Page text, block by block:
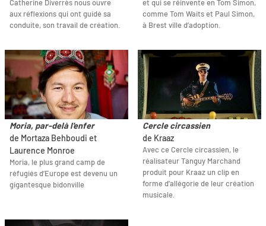
Catherine Diverrès nous ouvre
aux réflexions qui ont guidé sa
conduite, son travail de création.
et qui se réinvente en Tom Simon,
comme Tom Waits et Paul Simon,
à Brest ville d’adoption.
Moria, par-delà l'enfer
de Mortaza Behboudi et
Laurence Monroe
Moria, le plus grand camp de
réfugiés d’Europe est devenu un
gigantesque bidonville
Cercle circassien
de Kraaz
Avec ce Cercle circassien, le
réalisateur Tanguy Marchand
produit pour Kraaz un clip en
forme d'allégorie de leur création
musicale.